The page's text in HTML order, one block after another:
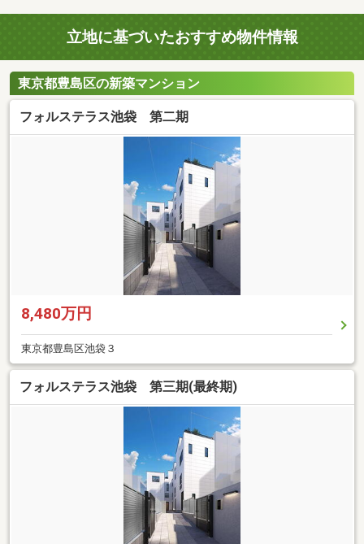
立地に基づいたおすすめ物件情報
東京都豊島区の新築マンション
フォルステラス池袋 第二期
8,480万円
東京都豊島区池袋３
フォルステラス池袋 第三期(最終期)